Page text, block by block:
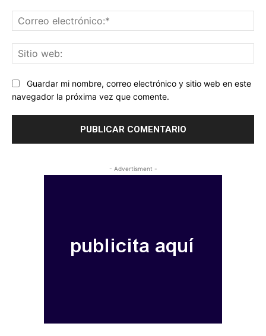
Guardar mi nombre, correo electrónico y sitio web en este
navegador la próxima vez que comente.
- Advertisment -